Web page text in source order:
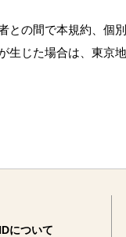
との間で本規約、個
生じた場合は、東京
について